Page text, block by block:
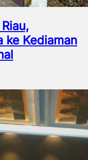
ke Kediaman